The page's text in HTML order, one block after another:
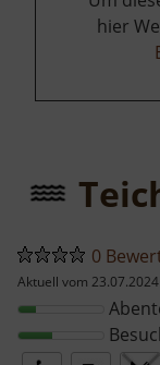
hier
0
Aktuell vom 23.07.2024